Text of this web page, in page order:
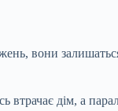
вони
втрачає дім, а